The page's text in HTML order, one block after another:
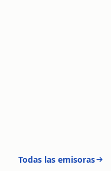
Todas las emisoras